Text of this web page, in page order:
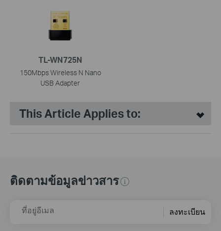
TL-WN725N
150Mbps Wireless N Nano
USB Adapter
This Article Applies to:
ติดตามข้อมูลข่าวสาร
ที่อยู่อีเมล ลงทะเบียน